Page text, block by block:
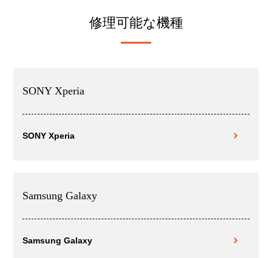
修理可能な機種
SONY Xperia
SONY Xperia
Samsung Galaxy
Samsung Galaxy